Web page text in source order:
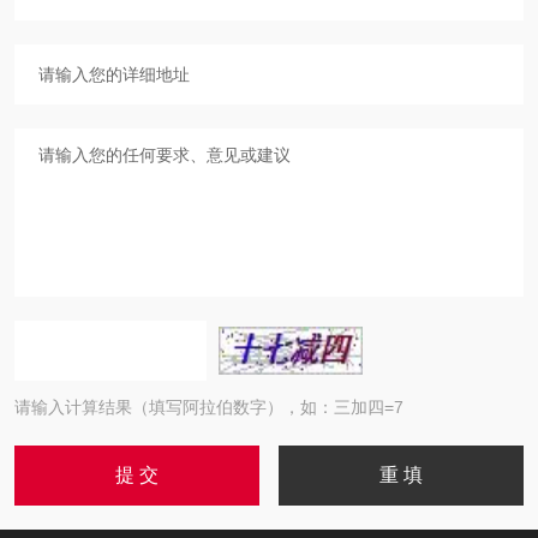
请输入计算结果（填写阿拉伯数字），如：三加四=7